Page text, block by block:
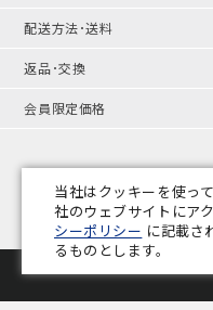
配送方法･送料
返品･交換
会員限定価格
プライバシーポリシー 特
当社はクッキーを使っ
社のウェブサイトにア
シーポリシー に記載さ
るものとします。